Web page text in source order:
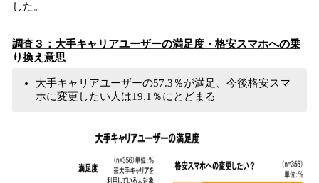
した。
調査３：大手キャリアユーザーの満足度・格安スマホへの乗
り換え意思
大手キャリアユーザーの57.3％が満足、今後格安スマ
ホに変更したい人は19.1％にとどまる